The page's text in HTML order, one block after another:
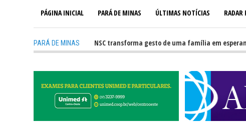
PÁGINA INICIAL PARÁ DE MINAS ÚLTIMAS NOTÍCIAS RADAR
PARÁ DE MINAS
Captação de órgãos no HNSC transforma gesto de uma família em esperança